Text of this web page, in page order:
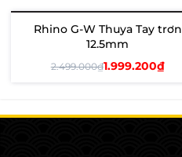
- 20%
Rhino G-W Thuya Tay trơn
12.5mm
2.499.000₫1.999.200₫